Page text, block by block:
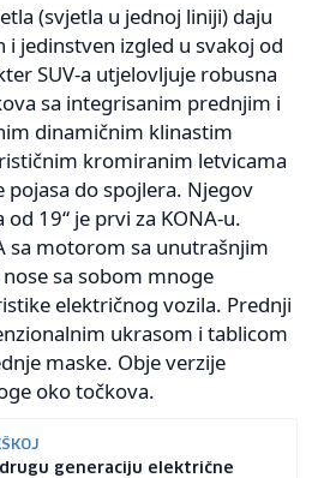
(svjetla u jednoj liniji) daju
jedinstven izgled u svakoj od
SUV-a utjelovljuje robusna
sa integrisanim prednjim i
dinamičnim klinastim
kromiranim letvicama
pojasa do spojlera. Njegov
19“ je prvi za KONA-u.
sa motorom sa unutrašnjim
sa sobom mnoge
električnog vozila. Prednji
ukrasom i tablicom
maske. Obje verzije
oko točkova.
generaciju električne